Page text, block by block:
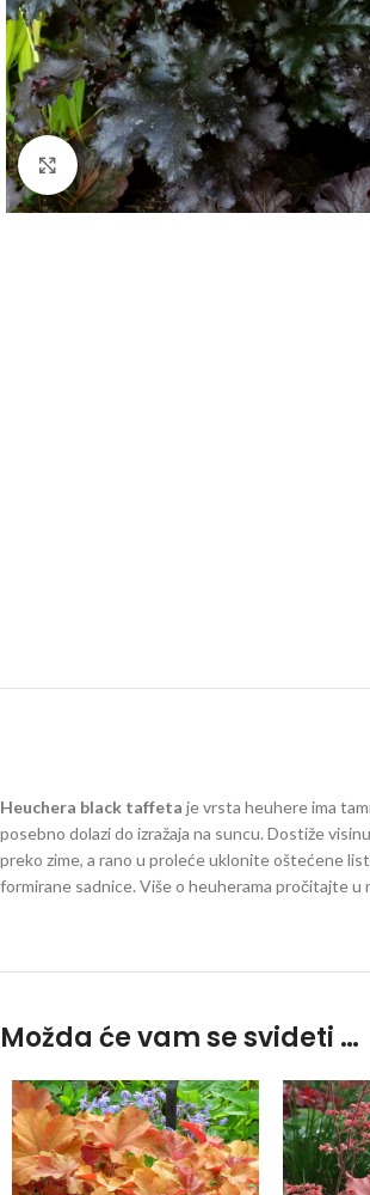
Klknite da uvećate
Heuchera black taffeta je vrsta heuhere ima
posebno dolazi do izražaja na suncu. Dostiže
preko zime, a rano u proleće uklonite oštećene
formirane sadnice. Više o heuherama pročitajte u
Možda će vam se svideti …